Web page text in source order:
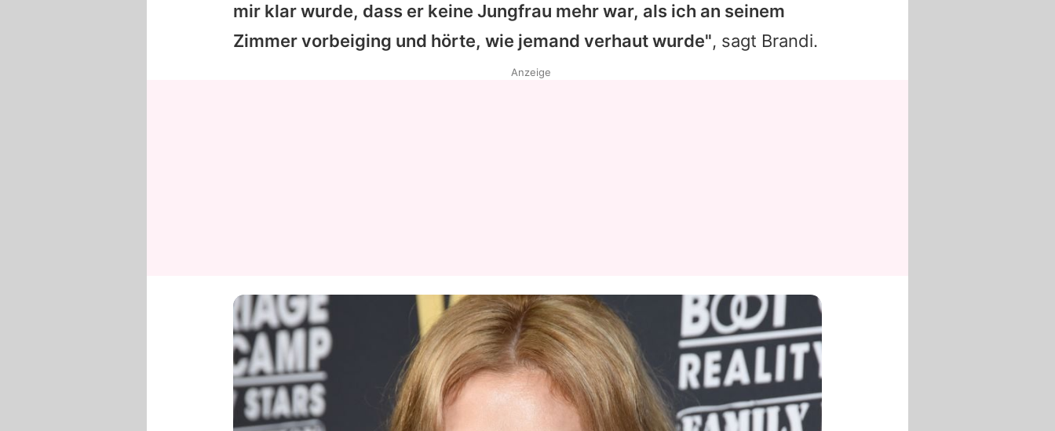
Datenschutzerklärung
Nutzungsbedingungen
mir klar wurde, dass er keine Jungfrau mehr war, als ich an seinem
Zimmer vorbeiging und hörte, wie jemand verhaut wurde", sagt Brandi.
Anzeige